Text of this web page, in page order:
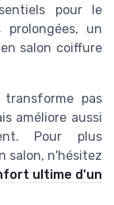
pour le
un
salon coiffure
pas
améliore aussi
Pour plus
salon, n'hésitez
ultime d'un